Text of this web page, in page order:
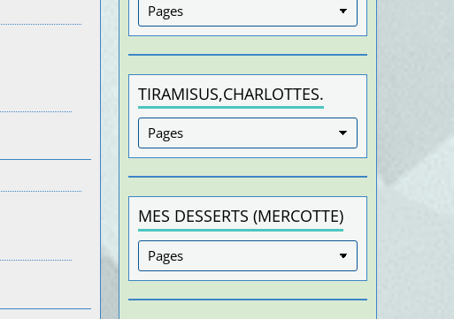
TIRAMISUS,CHARLOTTES.
MES DESSERTS (MERCOTTE)